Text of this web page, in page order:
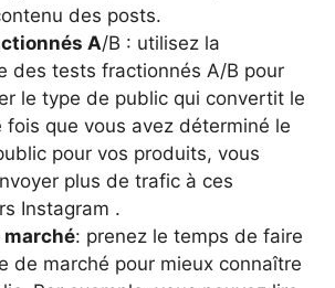
des posts.
A/B : utilisez la
des tests fractionnés A/B pour
le type de public qui convertit le
fois que vous avez déterminé le
pour vos produits, vous
plus de trafic à ces
Instagram .
marché: prenez le temps de faire
de marché pour mieux connaître